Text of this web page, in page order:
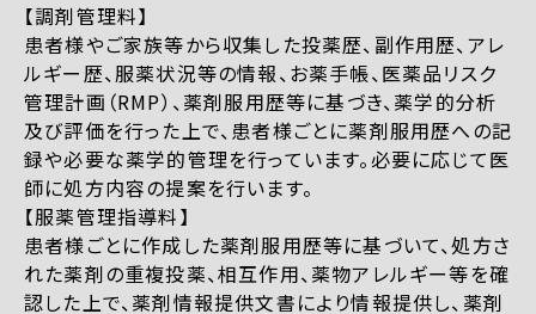
【調剤管理料】
患者様やご家族等から収集した投薬歴、副作用歴、アレ
ルギー歴、服薬状況等の情報、お薬手帳、医薬品リスク
管理計画（RMP）、薬剤服用歴等に基づき、薬学的分析
及び評価を行った上で、患者様ごとに薬剤服用歴への記
録や必要な薬学的管理を行っています。必要に応じて医
師に処方内容の提案を行います。
【服薬管理指導料】
患者様ごとに作成した薬剤服用歴等に基づいて、処方さ
れた薬剤の重複投薬、相互作用、薬物アレルギー等を確
認した上で、薬剤情報提供文書により情報提供し、薬剤